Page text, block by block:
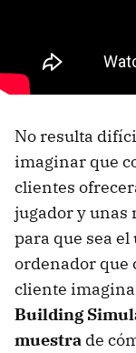
No resulta
imaginar que
clientes
jugador y unas
para que sea
ordenador que
cliente
Building
muestra de